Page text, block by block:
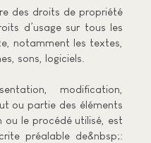
des droits de propriété
d’usage sur tous les
notamment les textes,
sons, logiciels.
modification,
ou partie des éléments
ou le procédé utilisé, est
préalable de&nbsp;: